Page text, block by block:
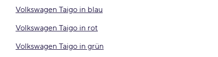
Volkswagen Taigo in blau
Volkswagen Taigo in rot
Volkswagen Taigo in grün